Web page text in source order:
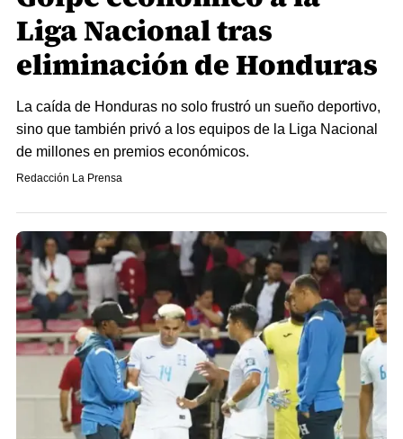
Liga Nacional tras
eliminación de Honduras
La caída de Honduras no solo frustró un sueño deportivo,
sino que también privó a los equipos de la Liga Nacional
de millones en premios económicos.
Redacción La Prensa